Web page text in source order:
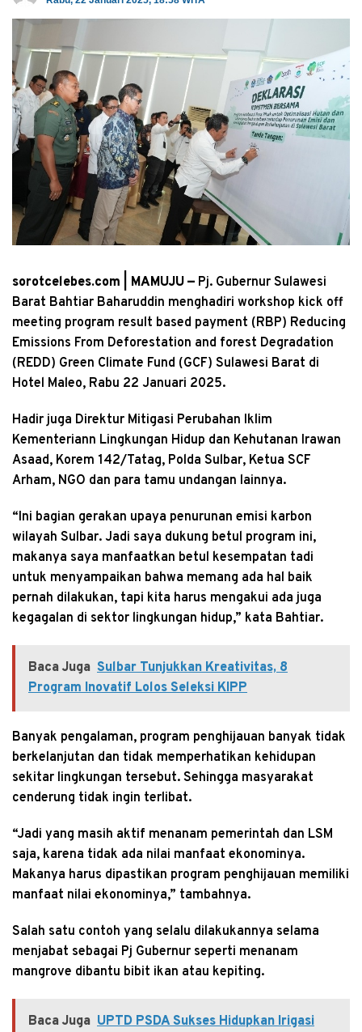
sorotcelebes.com | MAMUJU — Pj. Gubernur Sulawesi
Barat Bahtiar Baharuddin menghadiri workshop kick off
meeting program result based payment (RBP) Reducing
Emissions From Deforestation and forest Degradation
(REDD) Green Climate Fund (GCF) Sulawesi Barat di
Hotel Maleo, Rabu 22 Januari 2025.
Hadir juga Direktur Mitigasi Perubahan Iklim
Kementeriann Lingkungan Hidup dan Kehutanan Irawan
Asaad, Korem 142/Tatag, Polda Sulbar, Ketua SCF
Arham, NGO dan para tamu undangan lainnya.
“Ini bagian gerakan upaya penurunan emisi karbon
wilayah Sulbar. Jadi saya dukung betul program ini,
makanya saya manfaatkan betul kesempatan tadi
untuk menyampaikan bahwa memang ada hal baik
pernah dilakukan, tapi kita harus mengakui ada juga
kegagalan di sektor lingkungan hidup,” kata Bahtiar.
Baca Juga Sulbar Tunjukkan Kreativitas, 8
Program Inovatif Lolos Seleksi KIPP
Banyak pengalaman, program penghijauan banyak tidak
berkelanjutan dan tidak memperhatikan kehidupan
sekitar lingkungan tersebut. Sehingga masyarakat
cenderung tidak ingin terlibat.
“Jadi yang masih aktif menanam pemerintah dan LSM
saja, karena tidak ada nilai manfaat ekonominya.
Makanya harus dipastikan program penghijauan memiliki
manfaat nilai ekonominya,” tambahnya.
Salah satu contoh yang selalu dilakukannya selama
menjabat sebagai Pj Gubernur seperti menanam
mangrove dibantu bibit ikan atau kepiting.
Baca Juga UPTD PSDA Sukses Hidupkan Irigasi